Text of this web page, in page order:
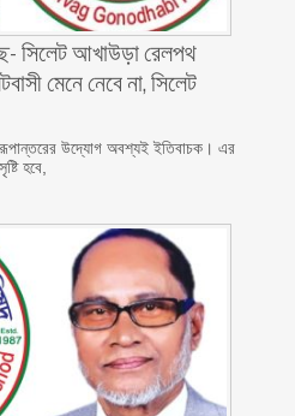
সিলেট আখাউড়া রেলপথ
মেনে নেবে না, সিলেট
উদ্যোগ অবশ্যই ইতিবাচক। এর
হবে,